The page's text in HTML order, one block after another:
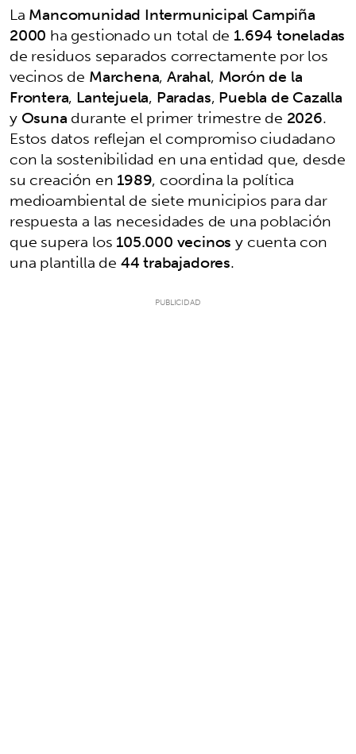
LaMancomunidad Intermunicipal Campiña
2000 ha gestionado un total de 1.694 toneladas
de residuos separados correctamente por los
vecinos de Marchena,Arahal, Morón de la
Frontera, Lantejuela, Paradas,Puebla de Cazalla
yOsunadurante el primer trimestre de 2026.
Estos datos reflejan el compromiso ciudadano
con la sostenibilidad en una entidad que, desde
su creación en1989, coordina la política
medioambiental de siete municipios para dar
respuesta a las necesidades de una población
que supera los105.000 vecinosy cuenta con
una plantilla de44 trabajadores.